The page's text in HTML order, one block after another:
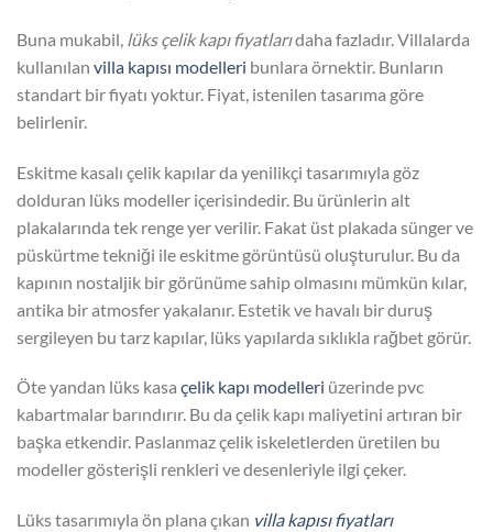
Buna mukabil, lüks çelik kapı fiyatlarıdaha fazladır. Villalarda
kullanılan villa kapısı modelleri bunlara örnektir. Bunların
standart bir fiyatı yoktur. Fiyat, istenilen tasarıma göre
belirlenir.
Eskitme kasalı çelik kapılar da yenilikçi tasarımıyla göz
dolduran lüks modeller içerisindedir. Bu ürünlerin alt
plakalarında tek renge yer verilir. Fakat üst plakada sünger ve
püskürtme tekniği ile eskitme görüntüsü oluşturulur. Bu da
kapının nostaljik bir görünüme sahip olmasını mümkün kılar,
antika bir atmosfer yakalanır. Estetik ve havalı bir duruş
sergileyen bu tarz kapılar, lüks yapılarda sıklıkla rağbet görür.
Öte yandan lüks kasa çelik kapı modelleri üzerinde pvc
kabartmalar barındırır. Bu da çelik kapı maliyetini artıran bir
başka etkendir. Paslanmaz çelik iskeletlerden üretilen bu
modeller gösterişli renkleri ve desenleriyle ilgi çeker.
Lüks tasarımıyla ön plana çıkan villa kapısı fiyatları